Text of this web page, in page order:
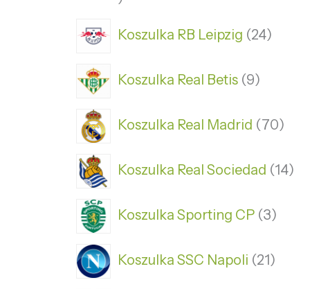
Koszulka RB Leipzig 24
Koszulka Real Betis 9
Koszulka Real Madrid 70
Koszulka Real Sociedad 14
Koszulka Sporting CP 3
Koszulka SSC Napoli 21